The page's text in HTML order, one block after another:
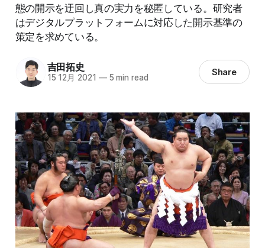
態の開示を迂回し真の実力を秘匿している。研究者
はデジタルプラットフォームに対応した開示基準の
策定を求めている。
吉田拓史
15 12月 2021 —5 min read Share